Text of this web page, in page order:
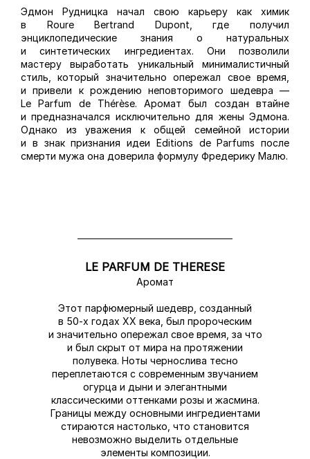
Эдмон Рудницка начал свою карьеру как химик
в Roure Bertrand Dupont, где получил
энциклопедические знания о натуральных
и синтетических ингредиентах. Они позволили
мастеру выработать уникальный минималистичный
стиль, который значительно опережал свое время,
и привели к рождению неповторимого шедевра —
Le Parfum de Thérèse. Аромат был создан втайне
и предназначался исключительно для жены Эдмона.
Однако из уважения к общей семейной истории
и в знак признания идеи Editions de Parfums после
смерти мужа она доверила формулу Фредерику Малю.
LE PARFUM DE THERESE
Аромат
Этот парфюмерный шедевр, созданный
в 50-х годах XX века, был пророческим
и значительно опережал свое время, за что
и был скрыт от мира на протяжении
полувека. Ноты чернослива тесно
переплетаются с современным звучанием
огурца и дыни и элегантными
классическими оттенками розы и жасмина.
Границы между основными ингредиентами
стираются настолько, что становится
невозможно выделить отдельные
элементы композиции.